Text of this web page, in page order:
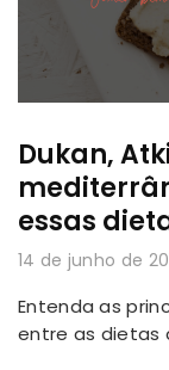
Dukan,
essas
14 de junho de
Entenda as
entre as dietas